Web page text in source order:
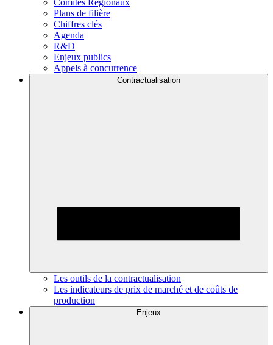
Comités Régionaux
Plans de filière
Chiffres clés
Agenda
R&D
Enjeux publics
Appels à concurrence
Contractualisation
Les outils de la contractualisation
Les indicateurs de prix de marché et de coûts de
production
Enjeux